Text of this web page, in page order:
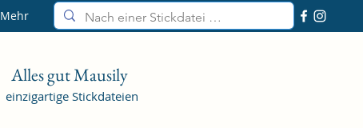
Alles gut Mausily
einzigartige Stickdateien
Mehr